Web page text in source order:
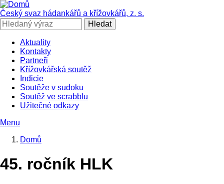
Přejít
k
hlavnímu
obsahu
Český svaz hádankářů a křížovkářů, z. s.
Hledat
SČHAK
Aktuality
Kontakty
Partneři
Křížovkářská soutěž
Indicie
Soutěže v sudoku
Soutěž ve scrabblu
Užitečné odkazy
Menu
navigace
Domů
45. ročník HLK